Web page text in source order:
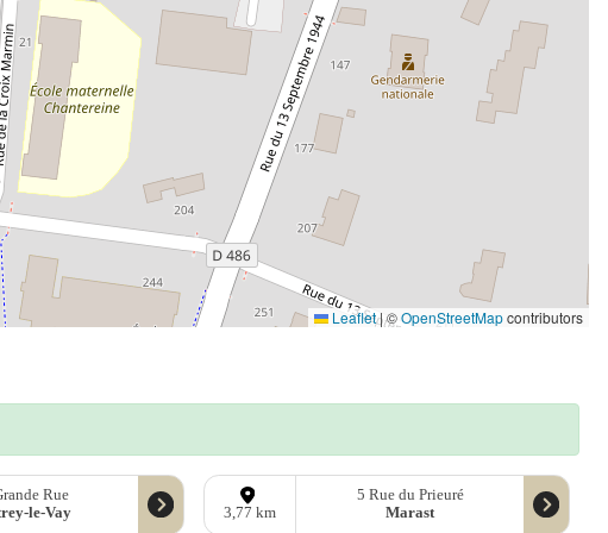
Leaflet|©OpenStreetMapcontributors
Rue
le-Vay
3,77 km
5 Rue du Prieuré
Marast